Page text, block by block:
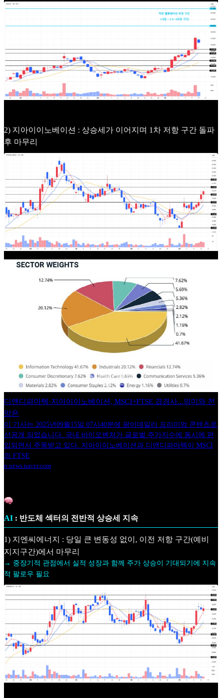
2) 지아이이노베이션 : 상승세가 이어지며 1차 저항 구간 돌파
후 마무리
디앤디파마텍·지아이이노베이션, MSCI+FTSE 겹경사...의미와 전
망은
이 기사는 2025년09월15일 07시40분에 팜이데일리 프리미엄 콘텐츠로
선공개 되었습니다. 국내 바이오벤처가 글로벌 주가지수에 동시에 편
입되면서 주목받고 있다. 지아이이노베이션과 디앤디파마텍이 MSCI
와 FTSE
n.news.naver.com
AI : 반도체 섹터의 전반적 상승세 지속
1) 지엔씨에너지 : 당일 큰 변동성 없이, 이전 저항 구간(예비
지지구간)에서 마무리
→ 중장기적 관점에서 실적 성장과 함께 주가 상승이 기대되기에 지속
적 팔로우 필요